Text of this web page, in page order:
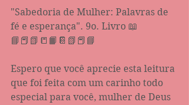
"Sabedoria de Mulher: Palavras de
fé e esperança". 9o. Livro 📖
📘📕📗📒📙📔📗📕📘
Espero que você aprecie esta leitura
que foi feita com um carinho todo
especial para você, mulher de Deus